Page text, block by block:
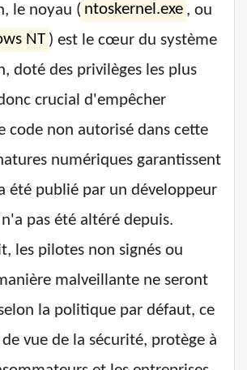
le noyau ( ntoskernel.exe , ou
NT ) est le cœur du système
doté des privilèges les plus
crucial d'empêcher
code non autorisé dans cette
numériques garantissent
été publié par un développeur
pas été altéré depuis.
les pilotes non signés ou
malveillante ne seront
la politique par défaut, ce
vue de la sécurité, protège à